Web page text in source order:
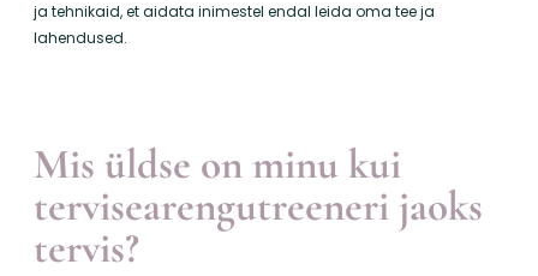
ja tehnikaid, et aidata inimestel endal leida oma tee ja
lahendused.
Mis üldse on minu kui
tervisearengutreeneri jaoks
tervis?